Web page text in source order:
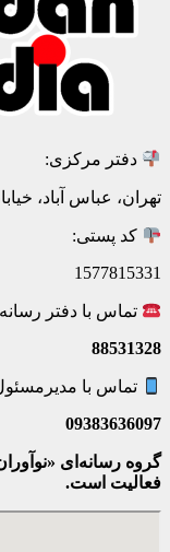
دفتر مرکزی:
تهران، عباس آباد،
کد پستی:
1577815331
تماس با دفتر
88531328
تماس با
09383636097
گروه رسانه‌ای
فعالیت است.